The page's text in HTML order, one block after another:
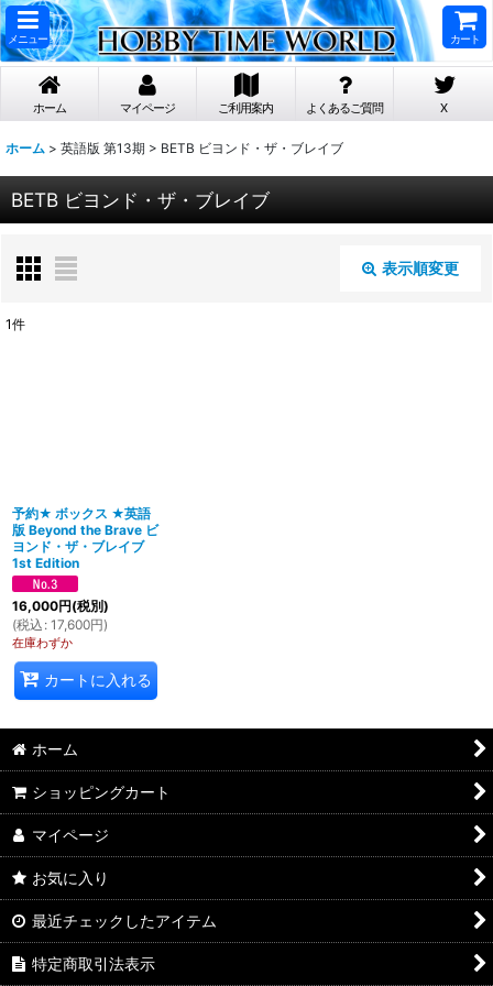
メニュー カート
ホーム マイページ ご利用案内 よくあるご質問 X
ホーム > 英語版 第13期 > BETB ビヨンド・ザ・ブレイブ
BETB ビヨンド・ザ・ブレイブ
表示順変更
1件
予約★ ボックス ★英語
版 Beyond the Brave ビ
ヨンド・ザ・ブレイブ
1st Edition
16,000円(税別)
(税込 : 17,600円)
在庫わずか
カートに入れる
ホーム
ショッピングカート
マイページ
お気に入り
最近チェックしたアイテム
特定商取引法表示